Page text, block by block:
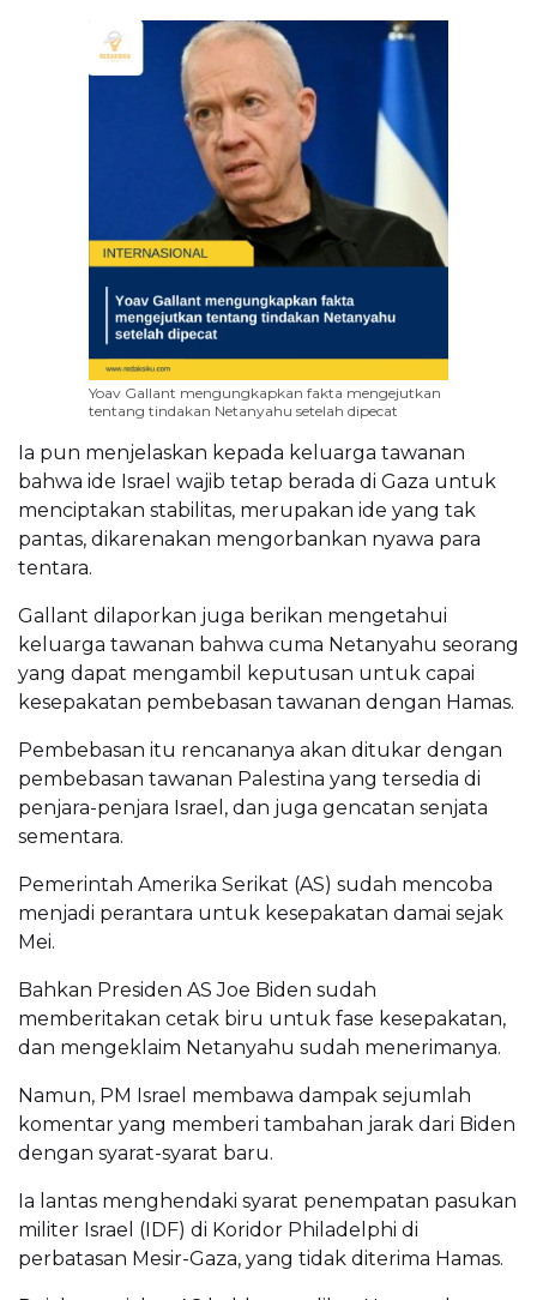
Yoav Gallant mengungkapkan fakta mengejutkan
tentang tindakan Netanyahu setelah dipecat
Ia pun menjelaskan kepada keluarga tawanan
bahwa ide Israel wajib tetap berada di Gaza untuk
menciptakan stabilitas, merupakan ide yang tak
pantas, dikarenakan mengorbankan nyawa para
tentara.
Gallant dilaporkan juga berikan mengetahui
keluarga tawanan bahwa cuma Netanyahu seorang
yang dapat mengambil keputusan untuk capai
kesepakatan pembebasan tawanan dengan Hamas.
Pembebasan itu rencananya akan ditukar dengan
pembebasan tawanan Palestina yang tersedia di
penjara-penjara Israel, dan juga gencatan senjata
sementara.
Pemerintah Amerika Serikat (AS) sudah mencoba
menjadi perantara untuk kesepakatan damai sejak
Mei.
Bahkan Presiden AS Joe Biden sudah
memberitakan cetak biru untuk fase kesepakatan,
dan mengeklaim Netanyahu sudah menerimanya.
Namun, PM Israel membawa dampak sejumlah
komentar yang memberi tambahan jarak dari Biden
dengan syarat-syarat baru.
Ia lantas menghendaki syarat penempatan pasukan
militer Israel (IDF) di Koridor Philadelphi di
perbatasan Mesir-Gaza, yang tidak diterima Hamas.